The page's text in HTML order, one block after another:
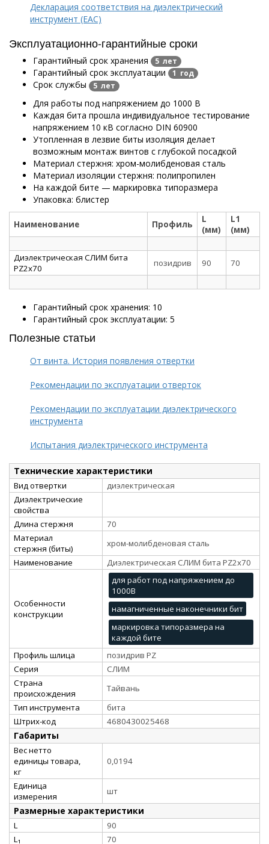
Декларация соответствия на диэлектрический
инструмент (EAC)
Эксплуатационно-гарантийные сроки
Гарантийный срок хранения 5 лет
Гарантийный срок эксплуатации 1 год
Срок службы 5 лет
Для работы под напряжением до 1000 В
Каждая бита прошла индивидуальное тестирование
напряжением 10 кВ согласно DIN 60900
Утопленная в лезвие биты изоляция делает
возможным монтаж винтов с глубокой посадкой
Материал стержня: хром-молибденовая сталь
Материал изоляции стержня: полипропилен
На каждой бите — маркировка типоразмера
Упаковка: блистер
Наименование Профиль
L
(мм)
L1
(мм)
Диэлектрическая СЛИМ бита
PZ2х70
позидрив 90 70
Гарантийный срок хранения: 10
Гарантийный срок эксплуатации: 5
Полезные статьи
От винта. История появления отвертки
Рекомендации по эксплуатации отверток
Рекомендации по эксплуатации диэлектрического
инструмента
Испытания диэлектрического инструмента
Технические характеристики
Вид отвертки
диэлектрическая
Диэлектрические
свойства
Длина стержня
70
Материал
стержня (биты)
хром-молибденовая сталь
Наименование
Диэлектрическая СЛИМ бита PZ2х70
Особенности
конструкции
для работ под напряжением до
1000В
намагниченные наконечники бит
маркировка типоразмера на
каждой бите
Профиль шлица
позидрив PZ
Серия
СЛИМ
Страна
происхождения
Тайвань
Тип инструмента
бита
Штрих-код
4680430025468
Габариты
Вес нетто
единицы товара,
кг
0,0194
Единица
измерения
шт
Размерные характеристики
L
90
L₁
70